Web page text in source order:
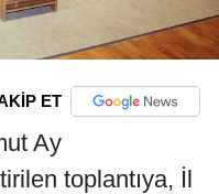
ET
Ay
toplantıya, İl